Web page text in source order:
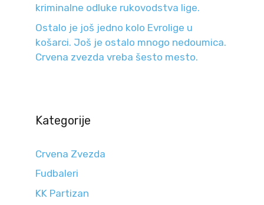
kriminalne odluke rukovodstva lige.
Ostalo je još jedno kolo Evrolige u
košarci. Još je ostalo mnogo nedoumica.
Crvena zvezda vreba šesto mesto.
Kategorije
Crvena Zvezda
Fudbaleri
KK Partizan